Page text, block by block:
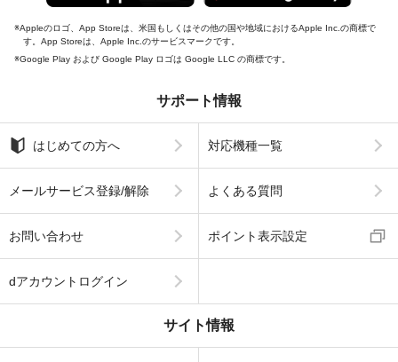
Appleのロゴ、App Storeは、米国もしくはその他の国や地域におけるApple Inc.の商標で
す。App Storeは、Apple Inc.のサービスマークです。
Google Play および Google Play ロゴは Google LLC の商標です。
サポート情報
はじめての方へ 対応機種一覧
メールサービス登録/解除 よくある質問
お問い合わせ ポイント表示設定
dアカウントログイン
サイト情報